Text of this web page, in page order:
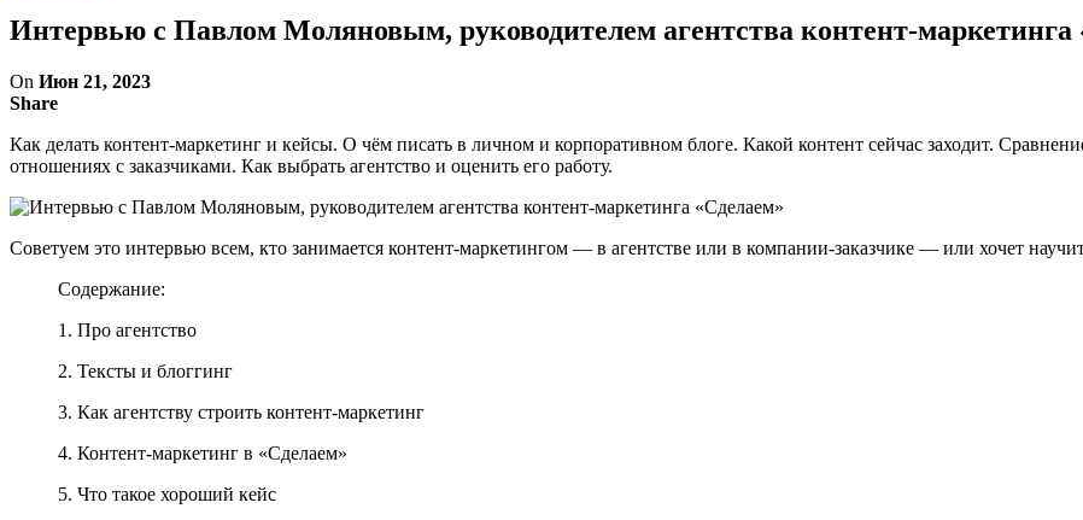
Интервью с Павлом Моляновым, руководителем агентства контент-маркетинга
On Июн 21, 2023
Share
Как делать контент-маркетинг и кейсы. О чём писать в личном и корпоративном блоге. Какой контент сейчас заходит.
отношениях с заказчиками. Как выбрать агентство и оценить его работу.
Советуем это интервью всем, кто занимается контент-маркетингом — в агентстве или в компании-заказчике — или хочет
Содержание:
1. Про агентство
2. Тексты и блоггинг
3. Как агентству строить контент-маркетинг
4. Контент-маркетинг в «Сделаем»
5. Что такое хороший кейс